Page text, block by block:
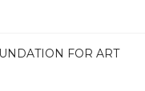
FOR ART